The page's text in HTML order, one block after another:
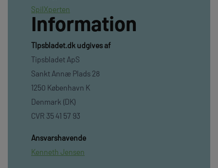
SpilXperten
Information
TIpsbladet.dk udgives af
Tipsbladet ApS
Sankt Annæ Plads 28
1250 København K
Denmark (DK)
CVR 35 41 57 93
Ansvarshavende
Kenneth Jensen